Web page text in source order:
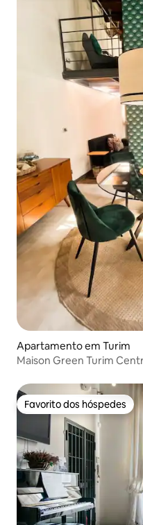
Apartamento em Turim
Maison Green Turim
Favorito dos hóspedes
Favorito dos hóspedes